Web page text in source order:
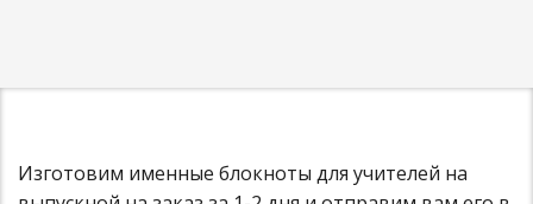
Изготовим именные блокноты для учителей на